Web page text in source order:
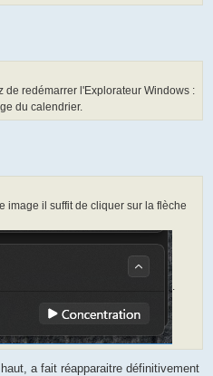
de redémarrer l'Explorateur Windows :
du calendrier.
image il suffit de cliquer sur la flèche
a fait réapparaitre définitivement